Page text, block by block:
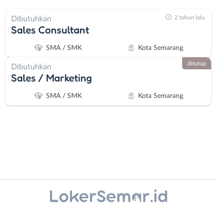
Dibutuhkan
Sales Consultant
SMA / SMK Kota Semarang
2 tahun lalu
Dibutuhkan
Sales / Marketing
SMA / SMK Kota Semarang
ditutup
Gizi
Batang
X - Twitter Telegram
Kanal Lainnya..